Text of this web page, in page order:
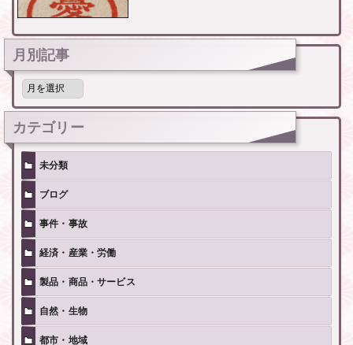
月別記事
月
記
事
カテゴリー
未分類
ブログ
事件・事故
経済・産業・労働
製品・商品・サービス
自然・生物
都市・地域